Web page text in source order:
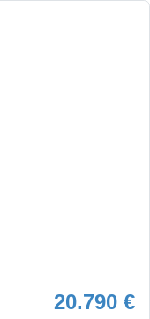
20.790 €